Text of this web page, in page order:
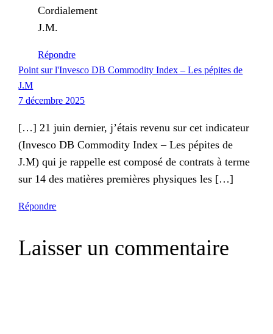
Cordialement
J.M.
Répondre
Point sur l'Invesco DB Commodity Index – Les pépites de
J.M
7 décembre 2025
[…] 21 juin dernier, j’étais revenu sur cet indicateur
(Invesco DB Commodity Index – Les pépites de
J.M) qui je rappelle est composé de contrats à terme
sur 14 des matières premières physiques les […]
Répondre
Laisser un commentaire